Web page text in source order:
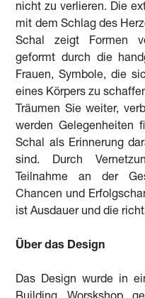
nicht zu verlieren. Die
mit dem Schlag des
Schal zeigt Formen
geformt durch die
Frauen, Symbole, die
eines Körpers zu
Träumen Sie weiter,
werden Gelegenheiten
Schal als Erinnerung
sind. Durch
Teilnahme an der
Chancen und
ist Ausdauer und die
Über das Design
Das Design wurde in